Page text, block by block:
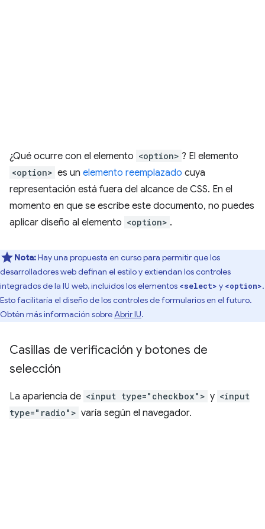
¿Qué ocurre con el elemento <option> ? El elemento
<option> es un elemento reemplazado cuya
representación está fuera del alcance de CSS. En el
momento en que se escribe este documento, no puedes
aplicar diseño al elemento <option> .
Nota:Hay una propuesta en curso para permitir que los
desarrolladores web definan el estilo y extiendan los controles
integrados de la IU web, incluidos los elementos <select> y <option>.
Esto facilitaría el diseño de los controles de formularios en el futuro.
Obtén más información sobreAbrir IU.
Casillas de verificación y botones de
selección
La apariencia de <input type="checkbox"> y <input
type="radio"> varía según el navegador.